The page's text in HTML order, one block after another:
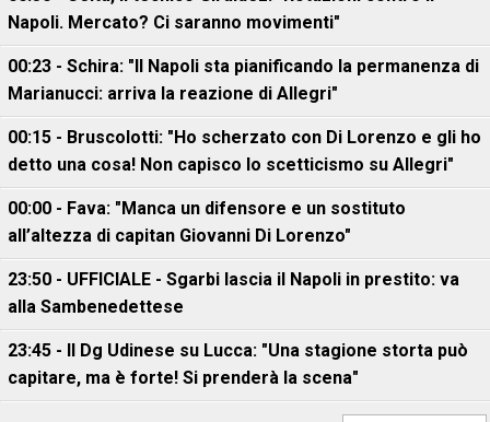
Napoli. Mercato? Ci saranno movimenti"
00:23 - Schira: "Il Napoli sta pianificando la permanenza di
Marianucci: arriva la reazione di Allegri"
00:15 - Bruscolotti: "Ho scherzato con Di Lorenzo e gli ho
detto una cosa! Non capisco lo scetticismo su Allegri"
00:00 - Fava: "Manca un difensore e un sostituto
all’altezza di capitan Giovanni Di Lorenzo"
23:50 - UFFICIALE - Sgarbi lascia il Napoli in prestito: va
alla Sambenedettese
23:45 - Il Dg Udinese su Lucca: "Una stagione storta può
capitare, ma è forte! Si prenderà la scena"